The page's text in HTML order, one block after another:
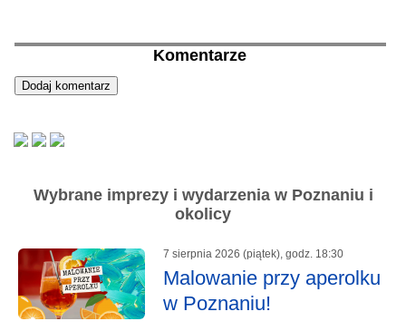
Komentarze
Wybrane imprezy i wydarzenia w Poznaniu i
okolicy
7 sierpnia 2026 (piątek), godz. 18:30
Malowanie przy aperolku
w Poznaniu!